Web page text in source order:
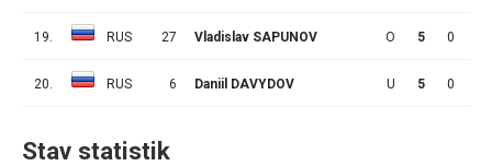
19. RUS 27 Vladislav SAPUNOV O 5 0
20. RUS 6 Daniil DAVYDOV U 5 0
Stav statistik